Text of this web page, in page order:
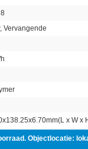
Vervangende
x W x
Objectlocatie: